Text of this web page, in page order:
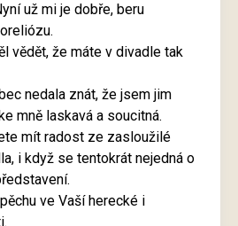
už mi je dobře, beru
vědět, že máte v divadle tak
nedala znát, že jsem jim
mně laskavá a soucitná.
mít radost ze zasloužilé
i když se tentokrát nejedná o
ve Vaší herecké i